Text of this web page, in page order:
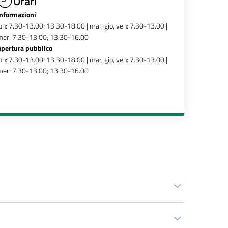
7.30-13.00; 13.30-18.00 | mar, gio, ven: 7.30-13.00 |
7.30-13.00; 13.30-16.00
pubblico
7.30-13.00; 13.30-18.00 | mar, gio, ven: 7.30-13.00 |
7.30-13.00; 13.30-16.00